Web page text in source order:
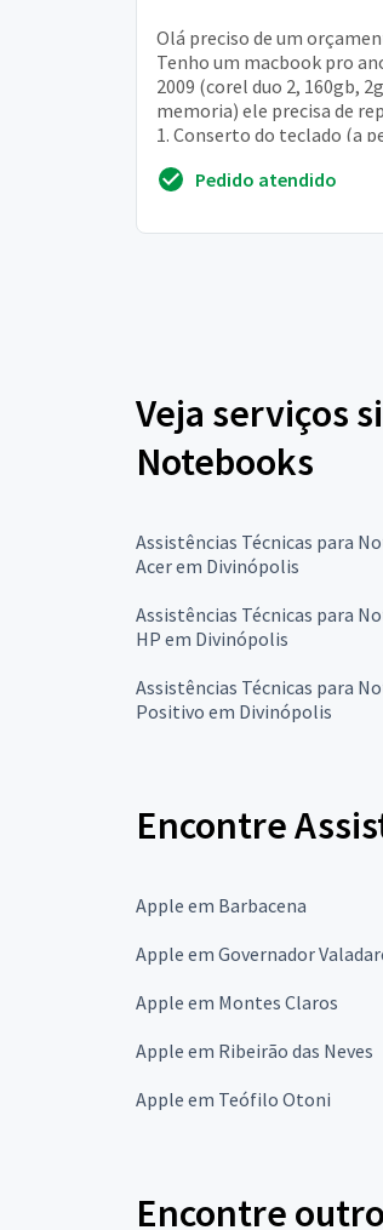
Olá preciso de um
Tenho um macbook pro
2009 (corel duo 2, 160gb,
memoria) ele precisa de
1. Conserto do teclado (a
não fu...Pedido atendido
Veja serviços
Notebooks
Assistências Técnicas para
Acer em Divinópolis
Assistências Técnicas para
HP em Divinópolis
Assistências Técnicas para
Positivo em Divinópolis
Encontre
Apple em Barbacena
Apple em Governador
Apple em Montes Claros
Apple em Ribeirão das Neves
Apple em Teófilo Otoni
Encontre